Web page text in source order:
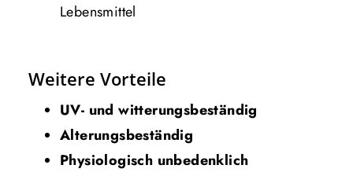
Lebensmittel
Weitere Vorteile
UV- und witterungsbeständig
Alterungsbeständig
Physiologisch unbedenklich